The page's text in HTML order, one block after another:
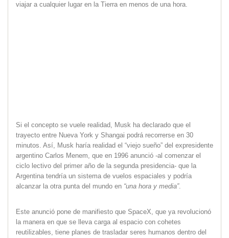
viajar a cualquier lugar en la Tierra en menos de una hora.
Si el concepto se vuele realidad, Musk ha declarado que el
trayecto entre Nueva York y Shangai podrá recorrerse en 30
minutos. Así, Musk haría realidad el “viejo sueño” del expresidente
argentino Carlos Menem, que en 1996 anunció -al comenzar el
ciclo lectivo del primer año de la segunda presidencia- que la
Argentina tendría un sistema de vuelos espaciales y podría
alcanzar la otra punta del mundo en “una hora y media”.
Este anunció pone de manifiesto que SpaceX, que ya revolucionó
la manera en que se lleva carga al espacio con cohetes
reutilizables, tiene planes de trasladar seres humanos dentro del